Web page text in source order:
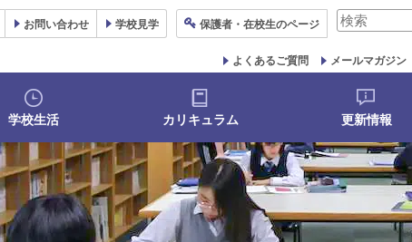
お問い合わせ 学校見学 保護者 ・在校生のページ
検
対
象:
よくあるご質問 メールマガジン
学校生活 カリキュラム 更新情報